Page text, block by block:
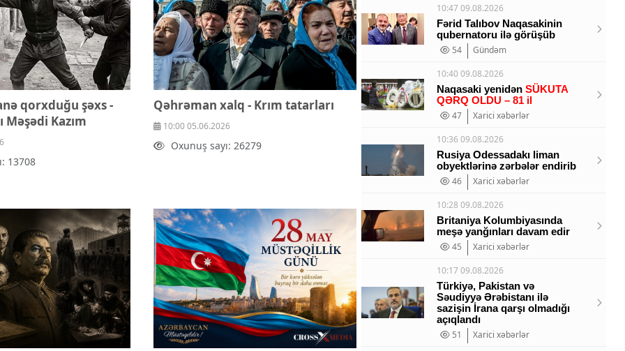
qorxduğu şəxs -
Məşədi Kazım
13708
Qəhrəman xalq - Krım tatarları
10:00 05.06.2026
Oxunuş sayı: 26279
10:47 09.08.2026
Fərid Talıbov Naqasakinin
qubernatoru ilə görüşüb
54
Gündəm
10:40 09.08.2026
Naqasaki yenidən SÜKUTA
QƏRQ OLDU – 81 il
47
Xarici xəbərlər
10:36 09.08.2026
Rusiya Odessadakı liman
obyektlərinə zərbələr endirib
46
Xarici xəbərlər
10:28 09.08.2026
Britaniya Kolumbiyasında
meşə yanğınları davam edir
45
Xarici xəbərlər
10:17 09.08.2026
Türkiyə, Pakistan və
Səudiyyə Ərəbistanı ilə
sazişin İrana qarşı olmadığı
açıqlandı
51
Xarici xəbərlər